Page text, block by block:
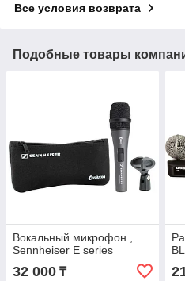
Все условия возврата
Подобные товары
Вокальный микрофон ,
Sennheiser E series
32 000 ₸